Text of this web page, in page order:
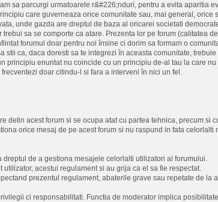
sa parcurgi urmatoarele r&#226;nduri, pentru a evita aparitia
care guverneaza orice comunitate sau, mai general,
unde gazda are dreptul de baza al oricarei societati
trebui sa se comporte ca atare. Prezenta lor pe forum (calitatea
forumul doar pentru noi însine ci dorim sa formam o
stii ca, daca doresti sa te integrezi în aceasta comunitate,
principiu enuntat nu coincide cu un principiu de-al tau la care
doar citindu-l si fara a interveni în nici un fel.
detin acest forum si se ocupa atat cu partea tehnica, precum si
orice mesaj de pe acest forum si nu raspund in fata celorlalti
de a gestiona mesajele celorlalti utilizatori ai forumului.
utilizator, acestui regulament si au grija ca el sa fie respectat.
prezentul regulament, abaterile grave sau repetate de
ci responsabilitati. Functia de moderator implica